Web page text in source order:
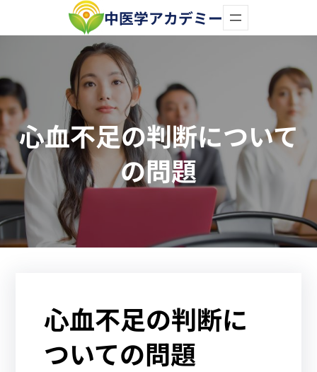
容
ス
キ
ッ
プ
中医学アカデミー
心血不足の判断について
の問題
心血不足の判断に
ついての問題